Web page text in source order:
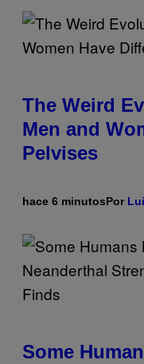
The Weird
Men and
Pelvises
hace 6 minutosPor
Some